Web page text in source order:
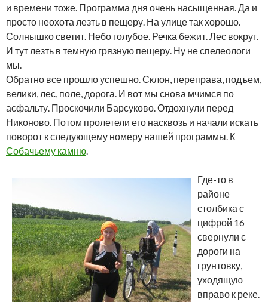
и времени тоже. Программа дня очень насыщенная. Да и
просто неохота лезть в пещеру. На улице так хорошо.
Солнышко светит. Небо голубое. Речка бежит. Лес вокруг.
И тут лезть в темную грязную пещеру. Ну не спелеологи
мы.
Обратно все прошло успешно. Склон, переправа, подъем,
велики, лес, поле, дорога. И вот мы снова мчимся по
асфальту. Проскочили Барсуково. Отдохнули перед
Никоново. Потом пролетели его насквозь и начали искать
поворот к следующему номеру нашей программы. К
Собачьему камню.
Где-то в
районе
столбика с
цифрой 16
свернули с
дороги на
грунтовку,
уходящую
вправо к реке.